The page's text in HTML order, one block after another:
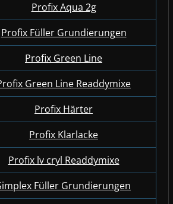
Profix Aqua 2g
Profix Füller Grundierungen
Profix Green Line
Green Line Readdymixe
Profix Härter
Profix Klarlacke
Profix lv cryl Readdymixe
Füller Grundierungen